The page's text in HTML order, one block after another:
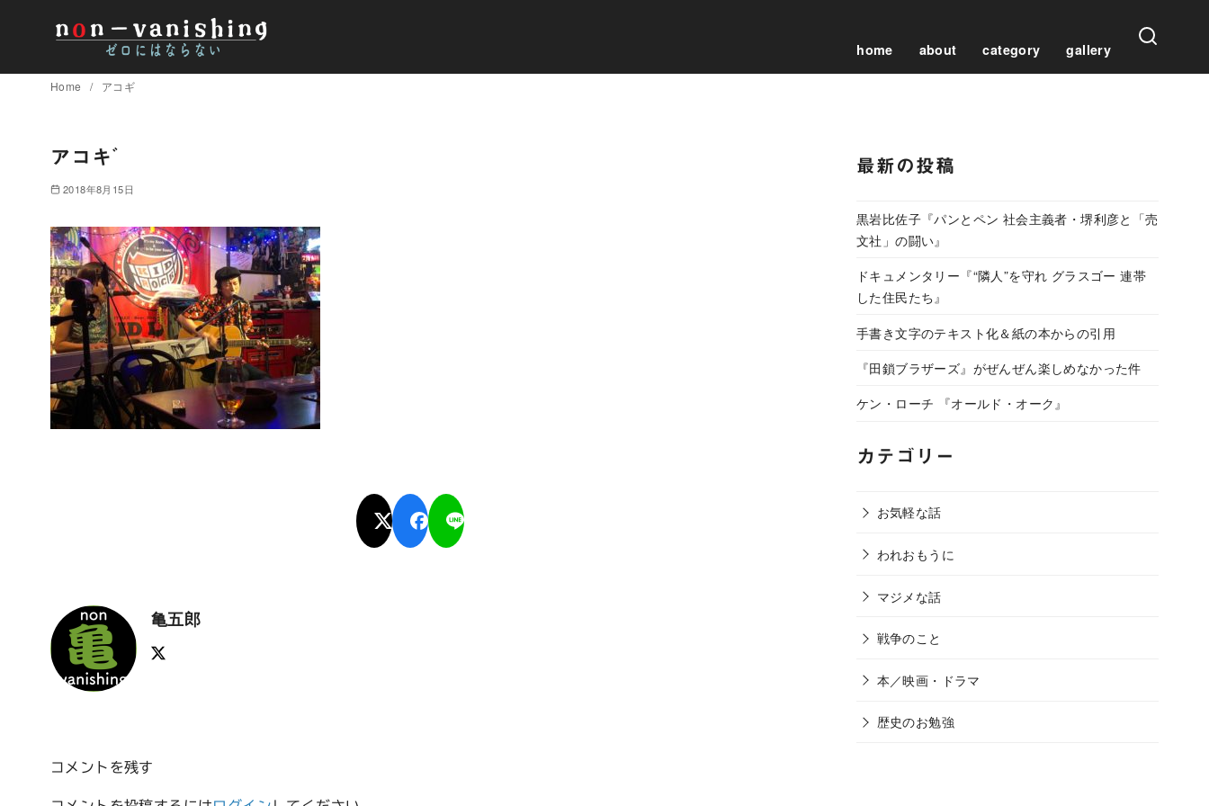
home about category gallery
Home アコギ
アコギ
2018年8月15日
亀五郎
コメントを残す
最新の投稿
黒岩比佐子『パンとペン 社会主義者・堺利彦と「売
文社」の闘い』
ドキュメンタリー『“隣人”を守れ グラスゴー 連帯
した住民たち』
手書き文字のテキスト化＆紙の本からの引用
『田鎖ブラザーズ』がぜんぜん楽しめなかった件
ケン・ローチ 『オールド・オーク』
カテゴリー
お気軽な話
われおもうに
マジメな話
戦争のこと
本／映画・ドラマ
歴史のお勉強